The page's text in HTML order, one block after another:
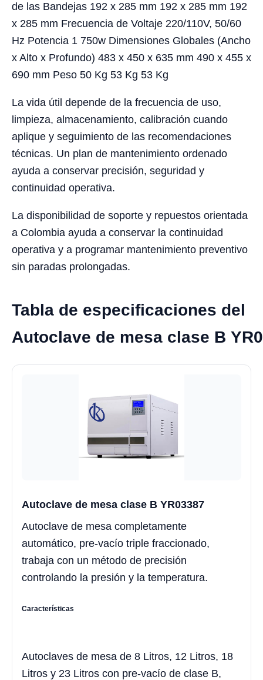
de las Bandejas 192 x 285 mm 192 x 285 mm 192
x 285 mm Frecuencia de Voltaje 220/110V, 50/60
Hz Potencia 1 750w Dimensiones Globales (Ancho
x Alto x Profundo) 483 x 450 x 635 mm 490 x 455 x
690 mm Peso 50 Kg 53 Kg 53 Kg
La vida útil depende de la frecuencia de uso,
limpieza, almacenamiento, calibración cuando
aplique y seguimiento de las recomendaciones
técnicas. Un plan de mantenimiento ordenado
ayuda a conservar precisión, seguridad y
continuidad operativa.
La disponibilidad de soporte y repuestos orientada
a Colombia ayuda a conservar la continuidad
operativa y a programar mantenimiento preventivo
sin paradas prolongadas.
Tabla de especificaciones del
Autoclave de mesa clase B
Autoclave de mesa clase B YR03387
Autoclave de mesa completamente
automático, pre-vacío triple fraccionado,
trabaja con un método de precisión
controlando la presión y la temperatura.
Características
Autoclaves de mesa de 8 Litros, 12 Litros, 18
Litros y 23 Litros con pre-vacío de clase B,